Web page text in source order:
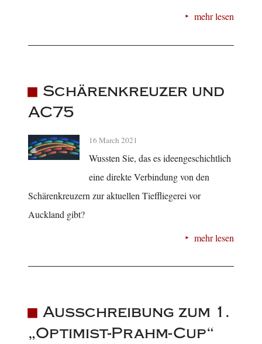
mehr lesen
Schärenkreuzer und
AC75
16 March 2021
Wussten Sie, das es ideengeschichtlich
eine direkte Verbindung von den
Schärenkreuzern zur aktuellen Tieffliegerei vor
Auckland gibt?
mehr lesen
Ausschreibung zum 1.
„Optimist-Prahm-Cup“